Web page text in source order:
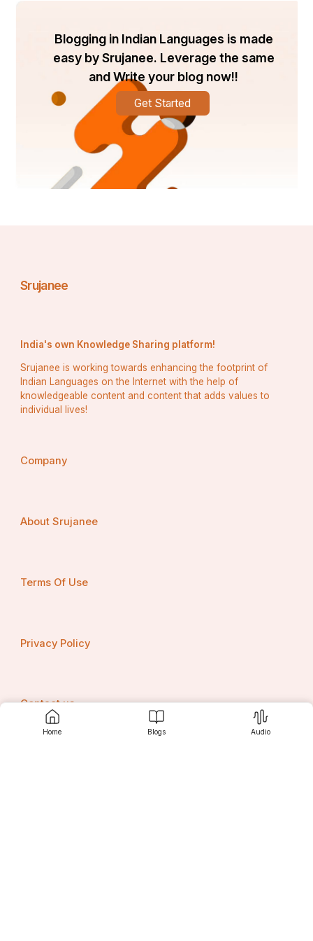
Home Blogs Audio
Blogging in Indian Languages is made
easy by Srujanee. Leverage the same
and Write your blog now!!
Get Started
Srujanee
India's own Knowledge Sharing platform!
Srujanee is working towards enhancing the footprint of
Indian Languages on the Internet with the help of
knowledgeable content and content that adds values to
individual lives!
Company
About Srujanee
Terms Of Use
Privacy Policy
Contact us